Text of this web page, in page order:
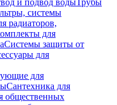
и подвод водыТрубы
системы
радиаторов,
для
Системы защиты от
для
для
Сантехника для
общественных